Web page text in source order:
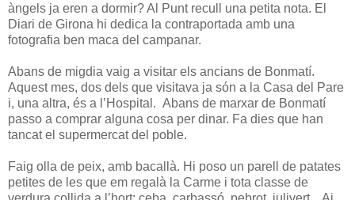
àngels ja eren a dormir? Al Punt recull una petita nota. El
Diari de Girona hi dedica la contraportada amb una
fotografia ben maca del campanar.
Abans de migdia vaig a visitar els ancians de Bonmatí.
Aquest mes, dos dels que visitava ja són a la Casa del Pare
i, una altra, és a l’Hospital. Abans de marxar de Bonmatí
passo a comprar alguna cosa per dinar. Fa dies que han
tancat el supermercat del poble.
Faig olla de peix, amb bacallà. Hi poso un parell de patates
petites de les que em regalà la Carme i tota classe de